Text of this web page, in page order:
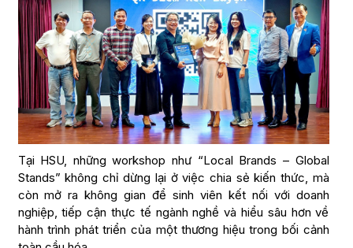
Tại HSU, những workshop như “Local Brands – Global
Stands” không chỉ dừng lại ở việc chia sẻ kiến thức, mà
còn mở ra không gian để sinh viên kết nối với doanh
nghiệp, tiếp cận thực tế ngành nghề và hiểu sâu hơn về
hành trình phát triển của một thương hiệu trong bối cảnh